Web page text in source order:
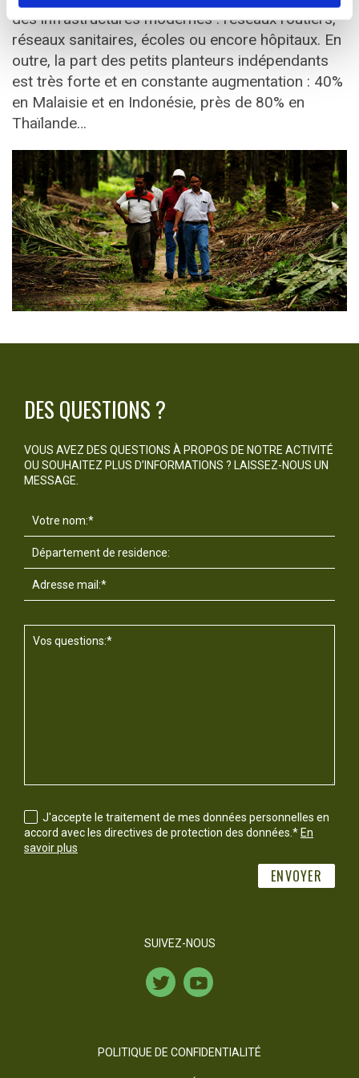
des infrastructures modernes : réseaux routiers,
réseaux sanitaires, écoles ou encore hôpitaux. En
outre, la part des petits planteurs indépendants
est très forte et en constante augmentation : 40%
en Malaisie et en Indonésie, près de 80% en
Thaïlande…
DES QUESTIONS ?
VOUS AVEZ DES QUESTIONS À PROPOS DE NOTRE ACTIVITÉ
OU SOUHAITEZ PLUS D’INFORMATIONS ? LAISSEZ-NOUS UN
MESSAGE.
J'accepte le traitement de mes données personnelles en
accord avec les directives de protection des données.* En
savoir plus
ENVOYER
SUIVEZ-NOUS
POLITIQUE DE CONFIDENTIALITÉ